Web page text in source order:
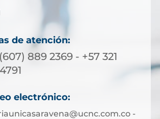
de atención:
889 2369 - +57 321
electrónico:
-